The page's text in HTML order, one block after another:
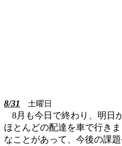
8/31 土曜日
8月も今日で終わり、明日
ほとんどの配達を車で行き
なことがあって、今後の課